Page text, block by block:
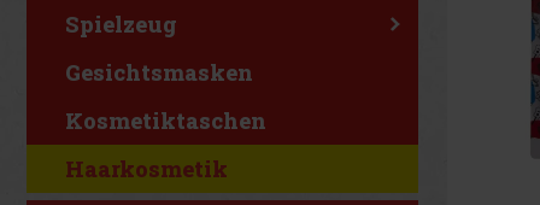
Spielzeug
Gesichtsmasken
Kosmetiktaschen
Haarkosmetik